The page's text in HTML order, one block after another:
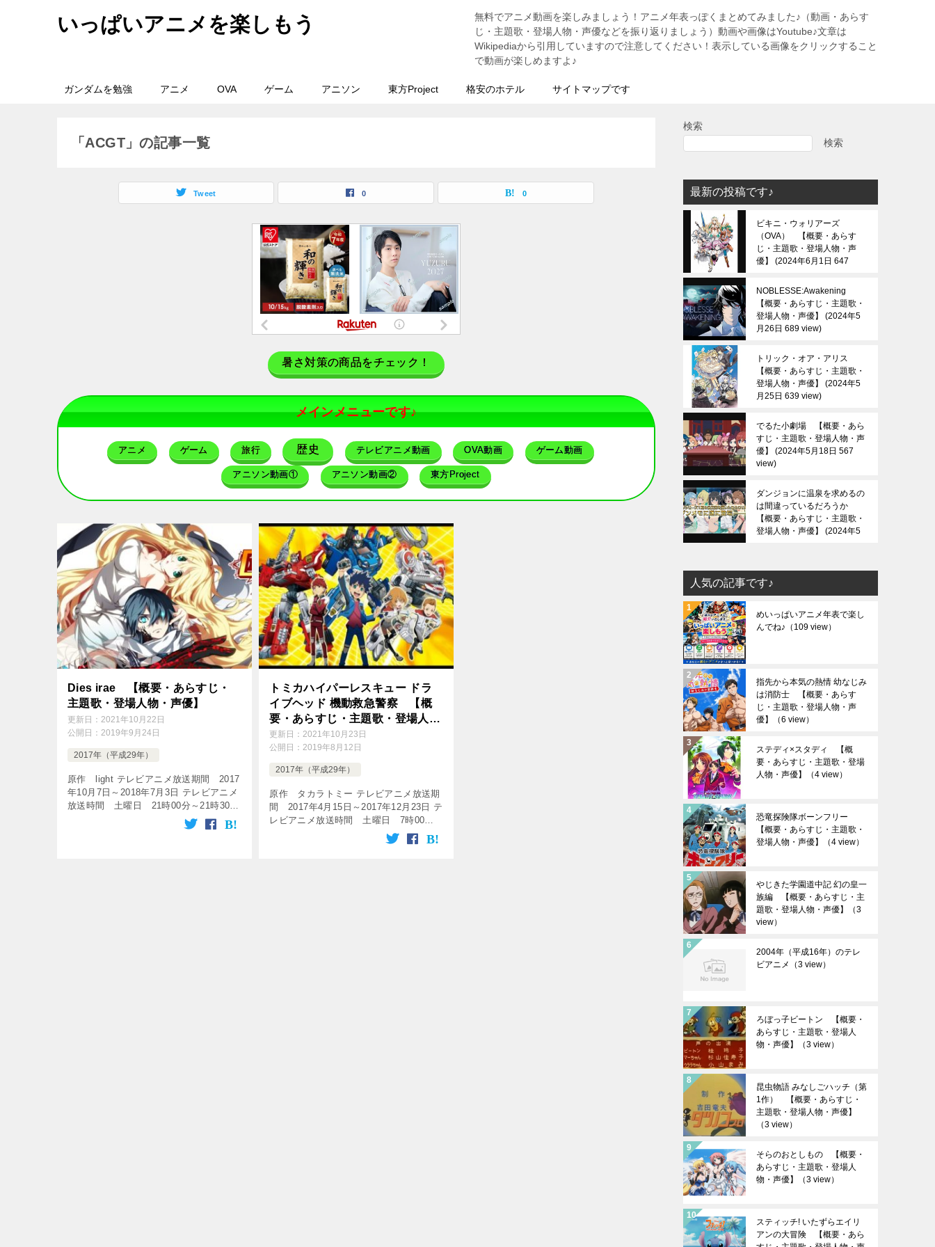
いっぱいアニメを楽しもう
無料でアニメ動画を楽しみましょう！アニメ年表っぽくまとめてみました♪（動画・あらす
じ・主題歌・登場人物・声優などを振り返りましょう）動画や画像はYoutube♪文章は
Wikipediaから引用していますので注意してください！表示している画像をクリックすること
で動画が楽しめますよ♪
ガンダムを勉強 アニメ OVA ゲーム アニソン 東方Project 格安のホテル サイトマップです
「ACGT」の記事一覧
Tweet 0 0
暑さ対策の商品をチェック！
メインメニューです♪
アニメ ゲーム 旅行 歴史 テレビアニメ動画 OVA動画 ゲーム動画
アニソン動画① アニソン動画② 東方Project
Dies irae 【概要・あらすじ・
主題歌・登場人物・声優】
更新日： 2021年10月22日
公開日： 2019年9月24日
2017年（平成29年）
原作 light テレビアニメ放送期間 2017
年10月7日～2018年7月3日 テレビアニメ
放送時間 土曜日 21時00分～21時30
分 など 放送局 AT-X 話数 全18話
トミカハイパーレスキュー ドラ
イブヘッド 機動救急警察 【概
要・あらすじ・主題歌・登場人
物・声優】
更新日：2021年10月23日
公開日：2019年8月12日
2017年（平成29年）
原作 タカラトミー テレビアニメ放送期
間 2017年4月15日～2017年12月23日 テ
レビアニメ放送時間 土曜日 7時00分
～7時30分 放送局 TBS系列 話数 全37
話 [tubepress output= […]
検索
検索
最新の投稿です♪
ビキニ・ウォリアーズ
（OVA） 【概要・あらす
じ・主題歌・登場人物・声
優】
2024年6月1日 647
NOBLESSE:Awakening
【概要・あらすじ・主題歌・
登場人物・声優】
2024年5
月26日 689 view
トリック・オア・アリス
【概要・あらすじ・主題歌・
登場人物・声優】
2024年5
月25日 639 view
でるた小劇場 【概要・あら
すじ・主題歌・登場人物・声
優】
2024年5月18日 567
view
ダンジョンに温泉を求めるの
は間違っているだろうか
【概要・あらすじ・主題歌・
登場人物・声優】
2024年5
人気の記事です♪
めいっぱいアニメ年表で楽し
んでね♪ （109 view）
指先から本気の熱情 幼なじみ
は消防士 【概要・あらす
じ・主題歌・登場人物・声
優】
（6 view）
ステディ×スタディ 【概
要・あらすじ・主題歌・登場
人物・声優】
（4 view）
恐竜探険隊ボーンフリー
【概要・あらすじ・主題歌・
登場人物・声優】
（4 view）
やじきた学園道中記 幻の皇一
族編 【概要・あらすじ・主
題歌・登場人物・声優】
（3
view）
2004年（平成16年）のテレ
ビアニメ
（3 view）
ろぼっ子ビートン 【概要・
あらすじ・主題歌・登場人
物・声優】
（3 view）
昆虫物語 みなしごハッチ（第
1作） 【概要・あらすじ・
主題歌・登場人物・声優】
（3 view）
そらのおとしもの 【概要・
あらすじ・主題歌・登場人
物・声優】
（3 view）
スティッチ! いたずらエイリ
アンの大冒険 【概要・あら